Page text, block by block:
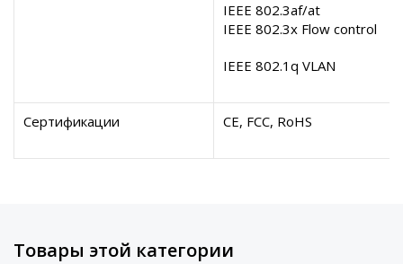
IEEE 802.3af/at
IEEE 802.3x Flow control
IEEE 802.1q VLAN
Сертификации CE, FCC, RoHS
Товары этой категории